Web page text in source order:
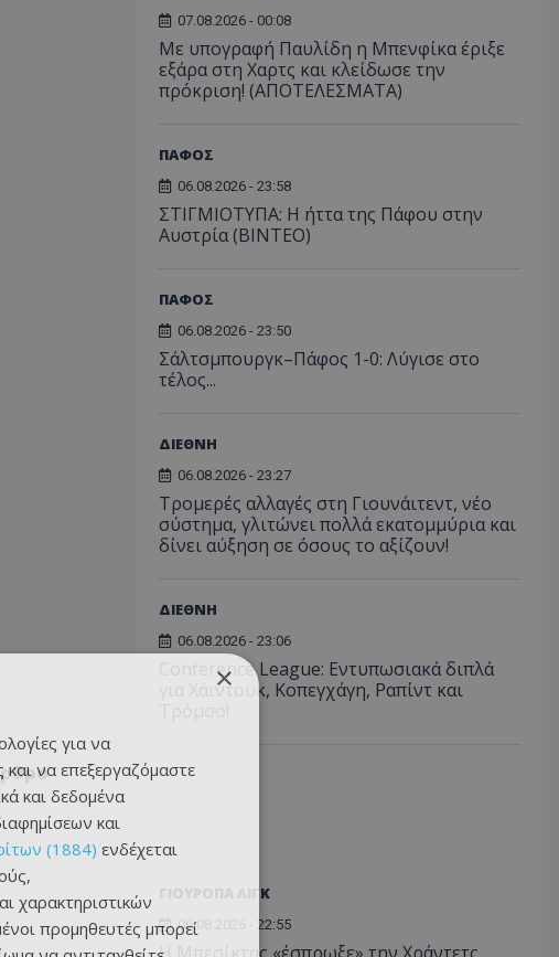
07.08.2026 - 00:08
Με υπογραφή Παυλίδη η Μπενφίκα έριξε
εξάρα στη Χαρτς και κλείδωσε την
πρόκριση! (ΑΠΟΤΕΛΕΣΜΑΤΑ)
ΠΑΦΟΣ
06.08.2026 - 23:58
ΣΤΙΓΜΙΟΤΥΠΑ: Η ήττα της Πάφου στην
Αυστρία (ΒΙΝΤΕΟ)
ΠΑΦΟΣ
06.08.2026 - 23:50
Σάλτσμπουργκ–Πάφος 1-0: Λύγισε στο
τέλος...
ΔΙΕΘΝΗ
06.08.2026 - 23:27
Τρομερές αλλαγές στη Γιουνάιτεντ, νέο
σύστημα, γλιτώνει πολλά εκατομμύρια και
δίνει αύξηση σε όσους το αξίζουν!
ΔΙΕΘΝΗ
06.08.2026 - 23:06
Conference League: Εντυπωσιακά διπλά
για Χάιντουκ, Κοπεγχάγη, Ραπίντ και
ΓΙΟΥΡΟΠΑ ΛΙΓΚ
06.08.2026 - 22:55
Η Μπεσίκτας «έσπρωξε» την Χράντετς
×
για να
να επεξεργαζόμαστε
και δεδομένα
και
(1884) ενδέχεται
χαρακτηριστικών
προμηθευτές μπορεί